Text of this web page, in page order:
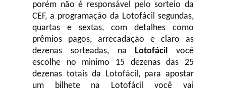
porém não é responsável pelo sorteio da
CEF, a programação da Lotofácil segundas,
quartas e sextas, com detalhes como
prêmios pagos, arrecadação e claro as
dezenas sorteadas, na Lotofácil você
escolhe no minimo 15 dezenas das 25
dezenas totais da Lotofácil, para apostar
um bilhete na Lotofácil você vai